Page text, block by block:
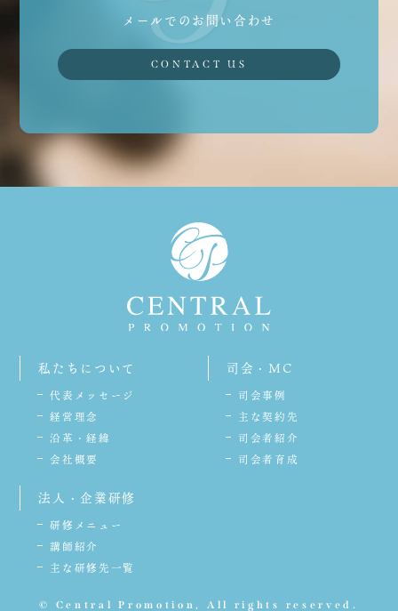
メールでのお問い合わせ
CONTACT US
私たちについて
代表メッセージ
経営理念
沿革・経緯
会社概要
司会・MC
司会事例
主な契約先
司会者紹介
司会者育成
法人・企業研修
研修メニュー
講師紹介
主な研修先一覧
© Central Promotion, All rights reserved.